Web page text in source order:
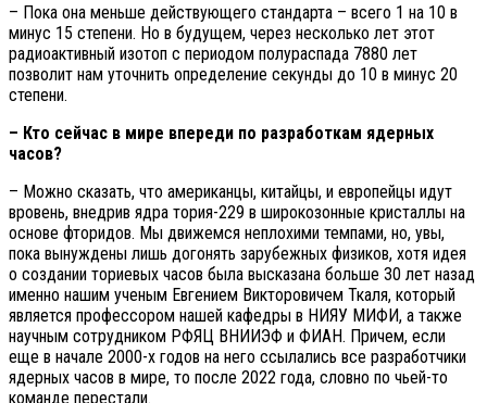
– Пока она меньше действующего стандарта – всего 1 на 10 в
минус 15 степени. Но в будущем, через несколько лет этот
радиоактивный изотоп с периодом полураспада 7880 лет
позволит нам уточнить определение секунды до 10 в минус 20
степени.
– Кто сейчас в мире впереди по разработкам ядерных
часов?
– Можно сказать, что американцы, китайцы, и европейцы идут
вровень, внедрив ядра тория-229 в широкозонные кристаллы на
основе фторидов. Мы движемся неплохими темпами, но, увы,
пока вынуждены лишь догонять зарубежных физиков, хотя идея
о создании ториевых часов была высказана больше 30 лет назад
именно нашим ученым Евгением Викторовичем Ткаля, который
является профессором нашей кафедры в НИЯУ МИФИ, а также
научным сотрудником РФЯЦ ВНИИЭФ и ФИАН. Причем, если
еще в начале 2000-х годов на него ссылались все разработчики
ядерных часов в мире, то после 2022 года, словно по чьей-то
команде перестали.